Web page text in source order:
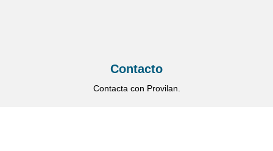
Contacto
Contacta con Provilan.